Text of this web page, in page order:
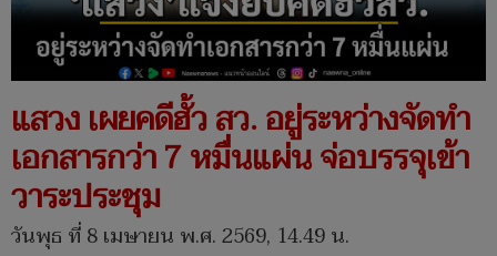
แสวง เผยคดีฮั้ว สว. อยู่ระหว่างจัดทำ
เอกสารกว่า 7 หมื่นแผ่น จ่อบรรจุเข้า
วาระประชุม
วันพุธ ที่ 8 เมษายน พ.ศ. 2569, 14.49 น.